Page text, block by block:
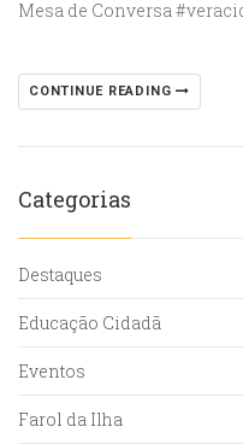
Mesa de Conversa
CONTINUE READING
Categorias
Destaques
Educação Cidadã
Eventos
Farol da Ilha